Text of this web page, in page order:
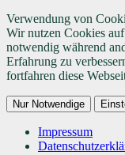
Verwendung von
Wir nutzen Cookies
notwendig während
Erfahrung zu
fortfahren diese
Nur Notwendige
Impressum